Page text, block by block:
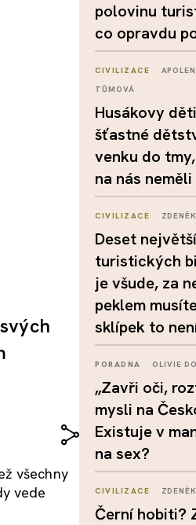
všechny
vede
polovinu
co opravdu
CIVILIZACE
TŮMOVÁ
Husákovy
šťastné
venku do
na nás neměli
CIVILIZACE
Deset
turistických
je všude, za
peklem
sklípek to
PORADNA OLIVIE
„Zavři oči,
mysli na
Existuje v
na sex?
CIVILIZACE
Černí hobiti?